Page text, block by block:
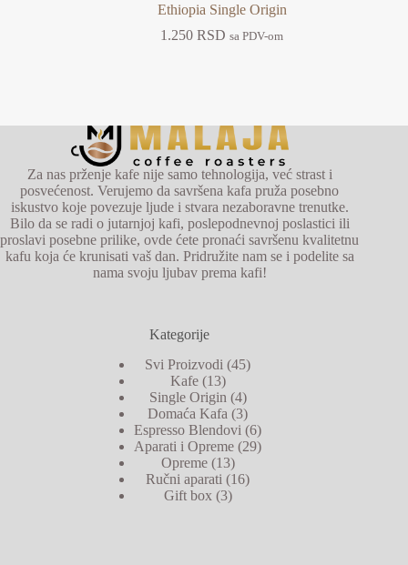
Ethiopia Single Origin
1.250RSD sa PDV-om
Za nas prženje kafe nije samo tehnologija, već strast i
posvećenost. Verujemo da savršena kafa pruža posebno
iskustvo koje povezuje ljude i stvara nezaboravne trenutke.
Bilo da se radi o jutarnjoj kafi, poslepodnevnoj poslastici ili
proslavi posebne prilike, ovde ćete pronaći savršenu kvalitetnu
kafu koja će krunisati vaš dan. Pridružite nam se i podelite sa
nama svoju ljubav prema kafi!
Kategorije
Svi Proizvodi 45
Kafe 13
Single Origin 4
Domaća Kafa 3
Espresso Blendovi 6
Aparati i Opreme 29
Opreme 13
Ručni aparati
16
Gift box 3